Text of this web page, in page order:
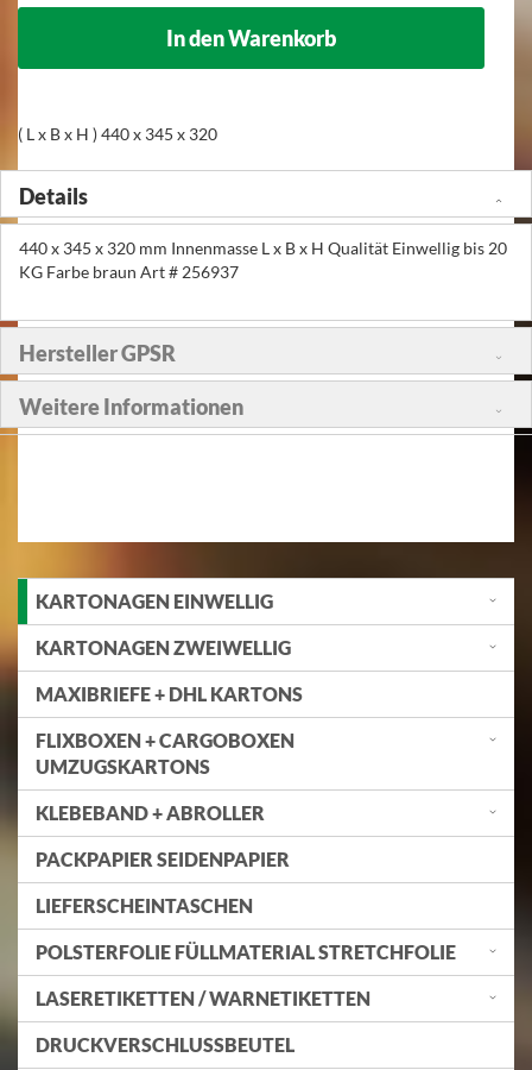
In den Warenkorb
( L x B x H ) 440 x 345 x 320
Details
440 x 345 x 320 mm Innenmasse L x B x H Qualität Einwellig bis 20
KG Farbe braun Art # 256937
Hersteller GPSR
Weitere Informationen
KARTONAGEN EINWELLIG
KARTONAGEN ZWEIWELLIG
MAXIBRIEFE + DHL KARTONS
FLIXBOXEN + CARGOBOXEN
UMZUGSKARTONS
KLEBEBAND + ABROLLER
PACKPAPIER SEIDENPAPIER
LIEFERSCHEINTASCHEN
POLSTERFOLIE FÜLLMATERIAL STRETCHFOLIE
LASERETIKETTEN / WARNETIKETTEN
DRUCKVERSCHLUSSBEUTEL